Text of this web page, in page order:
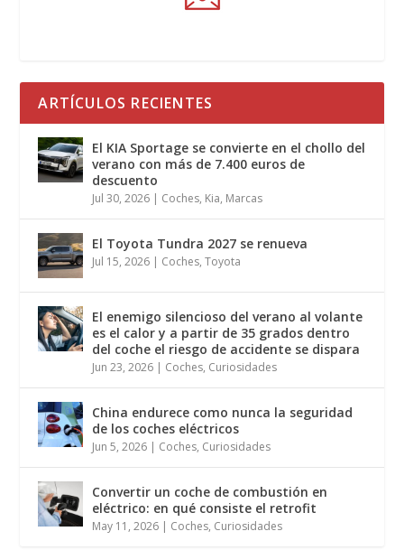
ARTÍCULOS RECIENTES
El KIA Sportage se convierte en el chollo del
verano con más de 7.400 euros de
descuento
Jul 30, 2026 | Coches, Kia, Marcas
El Toyota Tundra 2027 se renueva
Jul 15, 2026 | Coches,Toyota
El enemigo silencioso del verano al volante
es el calor y a partir de 35 grados dentro
del coche el riesgo de accidente se dispara
Jun 23, 2026 | Coches, Curiosidades
China endurece como nunca la seguridad
de los coches eléctricos
Jun 5, 2026 | Coches, Curiosidades
Convertir un coche de combustión en
eléctrico: en qué consiste el retrofit
May 11, 2026 | Coches, Curiosidades